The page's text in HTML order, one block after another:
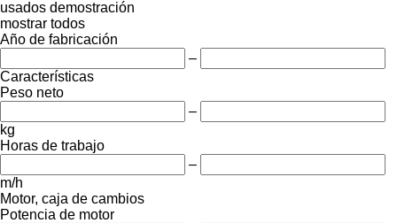
usados demostración
mostrar todos
Año de fabricación
–
Características
Peso neto
–
kg
Horas de trabajo
–
m/h
Motor, caja de cambios
Potencia de motor